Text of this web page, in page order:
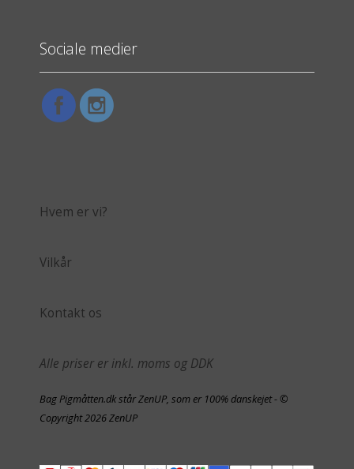
Sociale medier
Hvem er vi?
Vilkår
Kontakt os
Alle priser er inkl. moms og DDK
Bag Pigmåtten.dk står ZenUP, som er 100% danskejet - ©
Copyright 2026 ZenUP